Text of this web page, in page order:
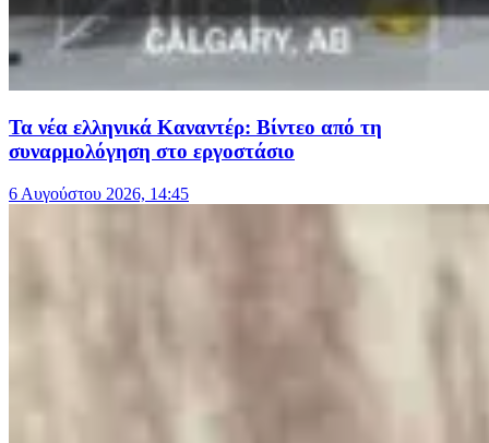
Τα νέα ελληνικά Καναντέρ: Βίντεο από τη
συναρμολόγηση στο εργοστάσιο
6 Αυγούστου 2026, 14:45